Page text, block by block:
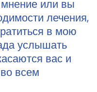
мнение или вы
лечения,
в мою
услышать
вас и
всем.